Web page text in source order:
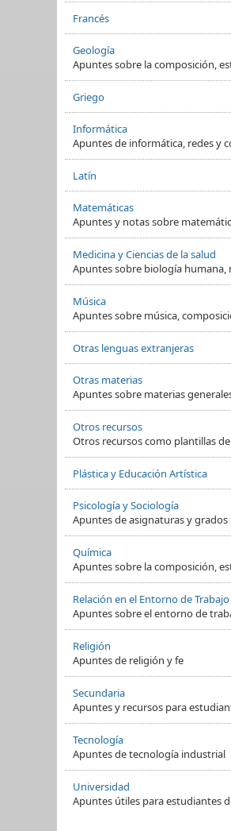
Francés
Geología
Apuntes sobre la composición,
Griego
Informática
Apuntes de informática, redes y
Latín
Matemáticas
Apuntes y notas sobre
Medicina y Ciencias de la salud
Apuntes sobre biología humana,
Música
Apuntes sobre música,
Otras lenguas extranjeras
Otras materias
Apuntes sobre materias
Otros recursos
Otros recursos como plantillas
Plástica y Educación Artística
Psicología y Sociología
Apuntes de asignaturas y
Química
Apuntes sobre la composición,
Relación en el Entorno de Trabajo
Apuntes sobre el entorno de
Religión
Apuntes de religión y fe
Secundaria
Apuntes y recursos para
Tecnología
Apuntes de tecnología industrial
Universidad
Apuntes útiles para estudiantes